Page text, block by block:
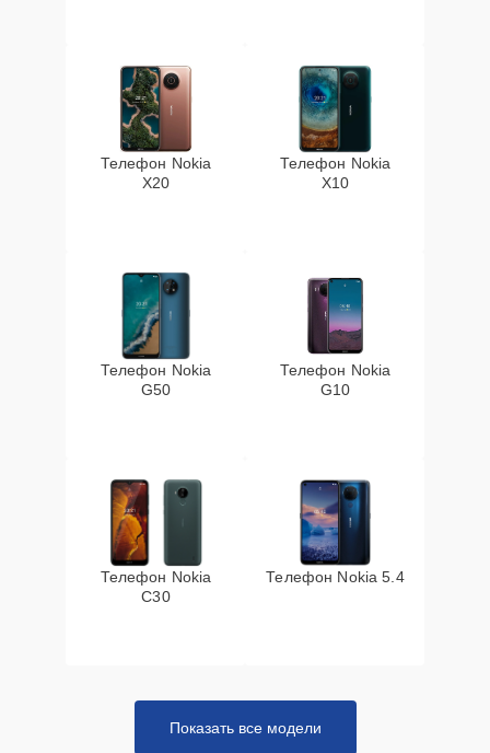
Телефон Nokia
X20
Телефон Nokia
X10
Телефон Nokia
G50
Телефон Nokia
G10
Телефон Nokia
C30
Телефон Nokia 5.4
Показать все модели